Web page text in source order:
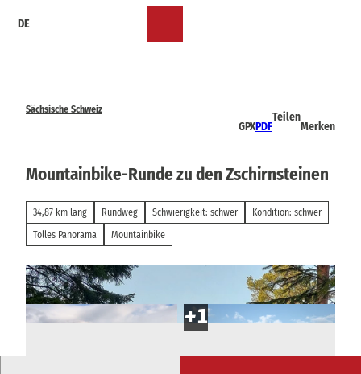
DE
Sächsische Schweiz
GPXPDF
Teilen
Merken
Mountainbike-Runde zu den Zschirnsteinen
34,87 km lang Rundweg Schwierigkeit: schwer
Kondition: schwer
Tolles Panorama
Mountainbike